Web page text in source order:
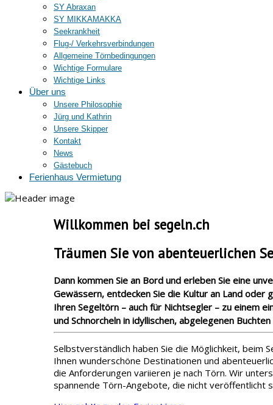
SY Abraxan
SY MIKKAMAKKA
Seekrankheit
Flug-/ Verkehrsverbindungen
Allgemeine Törnbedingungen
Wichtige Formulare
Wichtige Links
Über uns
Unsere Philosophie
Jürg und Kathrin
Unsere Skipper
Kontakt
News
Gästebuch
Ferienhaus Vermietung
Willkommen bei segeln.ch
Träumen Sie von abenteuerlichen
Dann kommen Sie an Bord und erleben Sie eine
Gewässern, entdecken Sie die Kultur an Land oder
Ihren Segeltörn – auch für Nichtsegler – zu einem
und Schnorcheln in idyllischen, abgelegenen
Selbstverständlich haben Sie die Möglichkeit, beim
Ihnen wunderschöne Destinationen und
die Anforderungen variieren je nach Törn. Wir
spannende Törn-Angebote, die nicht veröffentlicht